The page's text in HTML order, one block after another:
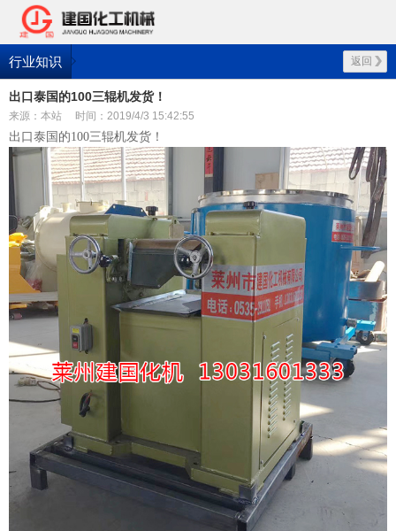
行业知识 返回
出口泰国的100三辊机发货！
来源：本站 时间：2019/4/3 15:42:55
出口泰国的100三辊机发货！